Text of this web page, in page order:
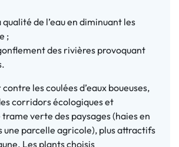
qualité de l’eau en diminuant les
;
des rivières provoquant
les coulées d’eaux boueuses,
corridors écologiques et
verte des paysages (haies en
une parcelle agricole), plus attractifs
Les plants choisis